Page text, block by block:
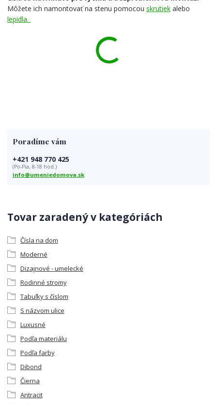
Môžete ich namontovať na stenu pomocou skrutiek alebo
lepidla.
Tovar zaradený v kategóriách
Čísla na dom
Moderné
Dizajnové - umelecké
Rodinné stromy
Tabuľky s číslom
S názvom ulice
Luxusné
Podľa materiálu
Podľa farby
Dibond
Čierna
Antracit
Poradíme vám
+421 948 770 425
(Po-Pia, 8-18 hod.)
info@umeniedomova.sk